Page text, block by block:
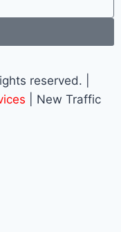
reserved. |
| New Traffic